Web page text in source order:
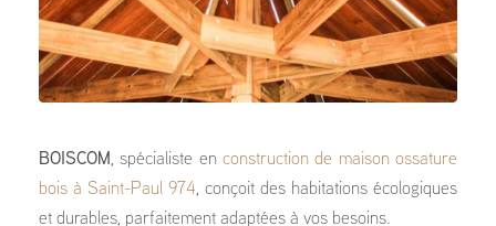
BOISCOM , spécialiste en construction de maison ossature
bois à Saint-Paul 974, conçoit des habitations écologiques
et durables, parfaitement adaptées à vos besoins.